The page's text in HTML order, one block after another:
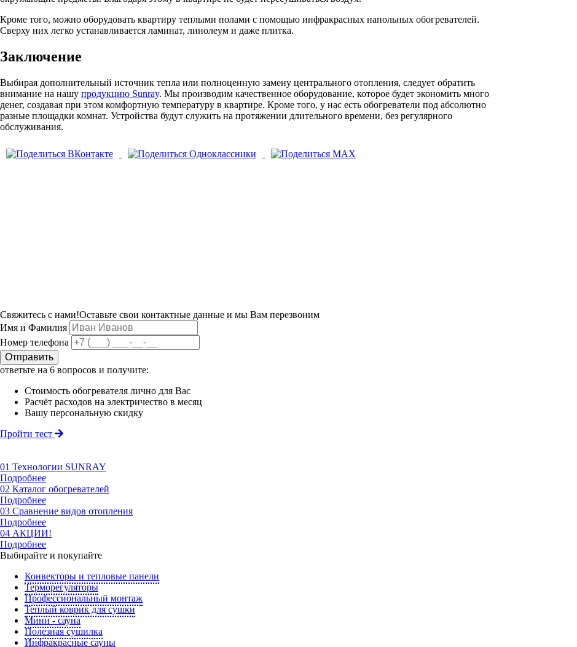
Кроме того, можно оборудовать квартиру теплыми полами с помощью инфракрасных напольных обогревателей.
Сверху них легко устанавливается ламинат, линолеум и даже плитка.
Заключение
Выбирая дополнительный источник тепла или полноценную замену центрального отопления, следует обратить
внимание на нашу продукцию Sunray. Мы производим качественное оборудование, которое будет экономить много
денег, создавая при этом комфортную температуру в квартире. Кроме того, у нас есть обогреватели под абсолютно
разные площадки комнат. Устройства будут служить на протяжении длительного времени, без регулярного
обслуживания.
Свяжитесь с нами!Оставьте свои контактные данные и мы Вам перезвоним
Имя и Фамилия
Номер телефона
Отправить
ответьте на 6 вопросов и получите:
Стоимость обогревателя лично для Вас
Расчёт расходов на электричество в месяц
Вашу персональную скидку
Пройти тест
01 Технологии SUNRAY
Подробнее
02 Каталог обогревателей
Подробнее
03 Сравнение видов отопления
Подробнее
04 АКЦИИ!
Подробнее
Выбирайте и покупайте
Конвекторы и тепловые панели
Терморегуляторы
Профессиональный монтаж
Теплый коврик для сушки
Мини - сауна
Полезная сушилка
Инфракрасные сауны